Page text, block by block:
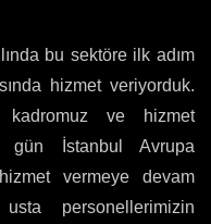
bu sektöre ilk adım
hizmet veriyorduk.
ve hizmet
gün İstanbul Avrupa
vermeye devam
personellerimizin